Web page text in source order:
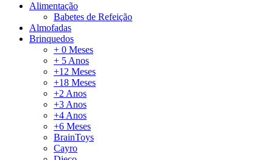
Alimentação
Babetes de Refeição
Almofadas
Brinquedos
+ 0 Meses
+ 5 Anos
+12 Meses
+18 Meses
+2 Anos
+3 Anos
+4 Anos
+6 Meses
BrainToys
Cayro